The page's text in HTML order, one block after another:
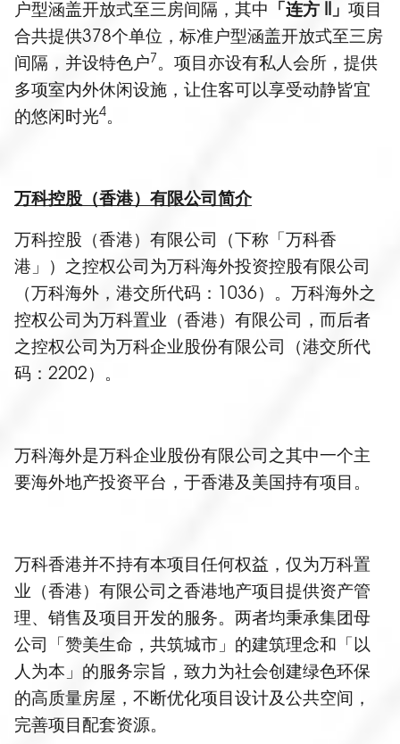
户型涵盖开放式至三房间隔，其中 「连方 II 」 项目
合共提供378个单位，标准户型涵盖开放式至三房
间隔，并设特色户7。项目亦设有私人会所，提供
多项室内外休闲设施，让住客可以享受动静皆宜
的悠闲时光4。
万科控股（香港）有限公司简介
万科控股（香港）有限公司（下称「万科香
港」）之控权公司为万科海外投资控股有限公司
（万科海外，港交所代码：1036）。万科海外之
控权公司为万科置业（香港）有限公司，而后者
之控权公司为万科企业股份有限公司（港交所代
码：2202）。
万科海外是万科企业股份有限公司之其中一个主
要海外地产投资平台，于香港及美国持有项目。
万科香港并不持有本项目任何权益，仅为万科置
业（香港）有限公司之香港地产项目提供资产管
理、销售及项目开发的服务。两者均秉承集团母
公司「赞美生命，共筑城市」的建筑理念和「以
人为本」的服务宗旨，致力为社会创建绿色环保
的高质量房屋，不断优化项目设计及公共空间，
完善项目配套资源。